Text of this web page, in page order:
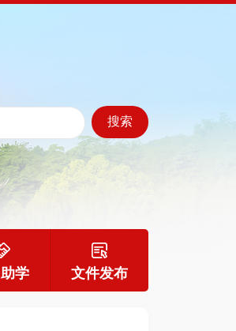
学 文件发布